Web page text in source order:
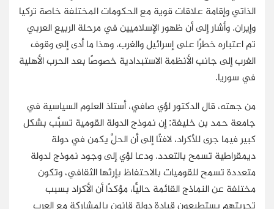
الذاتي وإقامة علاقات قوية مع الحكومات المختلفة خاصة تركيا
وإيران. وأشار إلى أن ظهور الإسلاميين في مرحلة الربيع العربي
تم اعتباره خطرًا على إسرائيل والغرب، وهذا ما أدى إلى وقوف
الغرب إلى جانب الأنظمة الاستبدادية خصوصًا بعد الحرب الأهلية
في سوريا.
من جهته، قال الدكتور لؤي صافي، أستاذ العلوم السياسية في
جامعة حمد بن خليفة: إن نموذج الدولة القومية تسبَّب بشكل
كبير فيما جرى للأكراد، لافتًا إلى أن الحلَّ يكمن في دولة
ديمقراطية تسمح بالتعدد. ودعا لؤي إلى وجود نموذج لدولة
متعددة تسمح للقوميات بالاحتفاظ بإرثها الثقافي، وتكون
مختلفة عن النماذج القائمة حاليًّا، مؤكدًا أن الأكراد بسبب
تجربتهم يستطيعون قيادة دولة قانون بالمشاركة مع العرب